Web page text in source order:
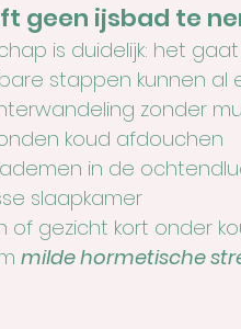
geen ijsbad te
is duidelijk: het
stappen kunnen
zonder
koud afdouchen
in de
slaapkamer
of gezicht kort onder
milde hormetische